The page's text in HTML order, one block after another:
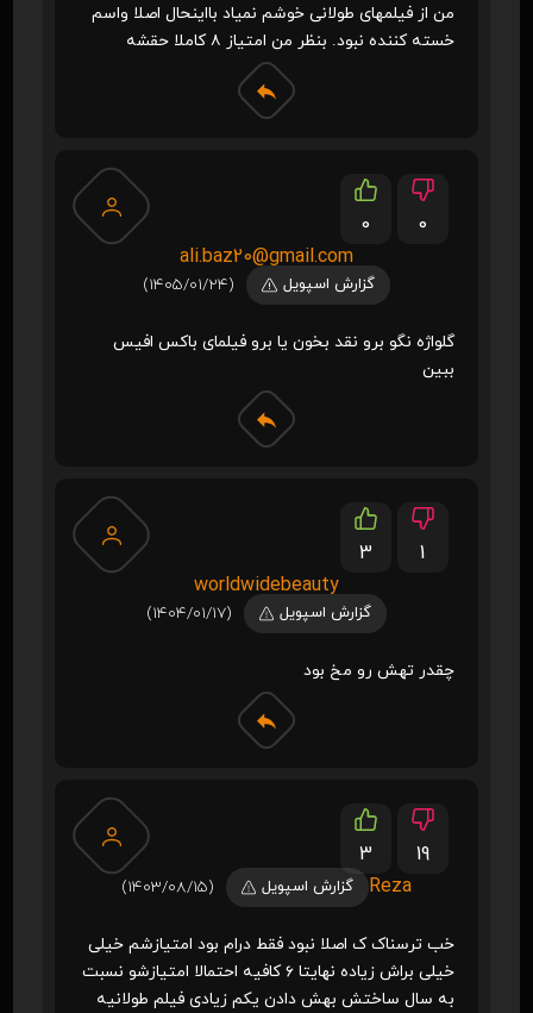
من از فیلمهای طولانی خوشم نمیاد بااینحال اصلا واسم
خسته کننده نبود. بنظر من امتیاز ۸ کاملا حقشه
0
0
ali.baz20@gmail.com
گزارش اسپویل (1405/01/24)
گلواژه نگو برو نقد بخون یا برو فیلمای باکس افیس
ببین
3
1
worldwidebeauty
گزارش اسپویل (1404/01/17)
چقدر تهش رو مخ بود
3
19
Reza
گزارش اسپویل (1403/08/15)
خب ترسناک ک اصلا نبود فقط درام بود امتیازشم خیلی
خیلی براش زیاده نهایتا ۶ کافیه احتمالا امتیازشو نسبت
به سال ساختش بهش دادن یکم زیادی فیلم طولانیه